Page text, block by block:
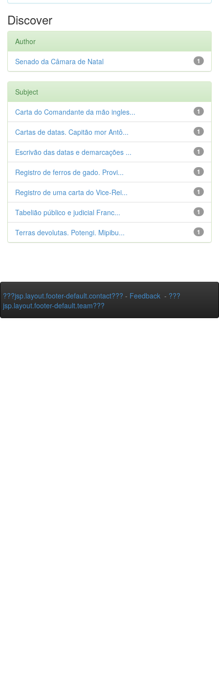
Discover
Author
1
Senado da Câmara de Natal
Subject
1
Carta do Comandante da mão ingles...
1
Cartas de datas. Capitão mor Antô...
1
Escrivão das datas e demarcações ...
1
Registro de ferros de gado. Provi...
1
Registro de uma carta do Vice-Rei...
1
Tabelião público e judicial Franc...
1
Terras devolutas. Potengi. Mipibu...
???jsp.layout.footer-default.contact??? - Feedback - ???
jsp.layout.footer-default.team???